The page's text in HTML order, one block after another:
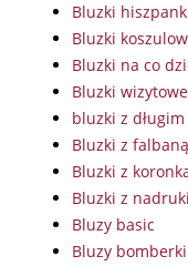
Bluzki
Bluzki
Bluzki na co
Bluzki wizytowe
bluzki z
Bluzki z falbaną
Bluzki z
Bluzki z
Bluzy basic
Bluzy bomberki